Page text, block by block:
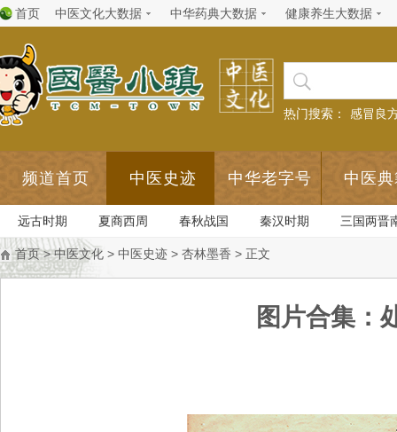
首页 中医文化大数据 中华药典大数据 健康养生大数据
热门搜索： 感冒良
频道首页 中医史迹 中华老字号 中医
远古时期 夏商西周 春秋战国 秦汉时期 三国两晋
首页>中医文化 > 中医史迹 > 杏林墨香 > 正文
图片合集：